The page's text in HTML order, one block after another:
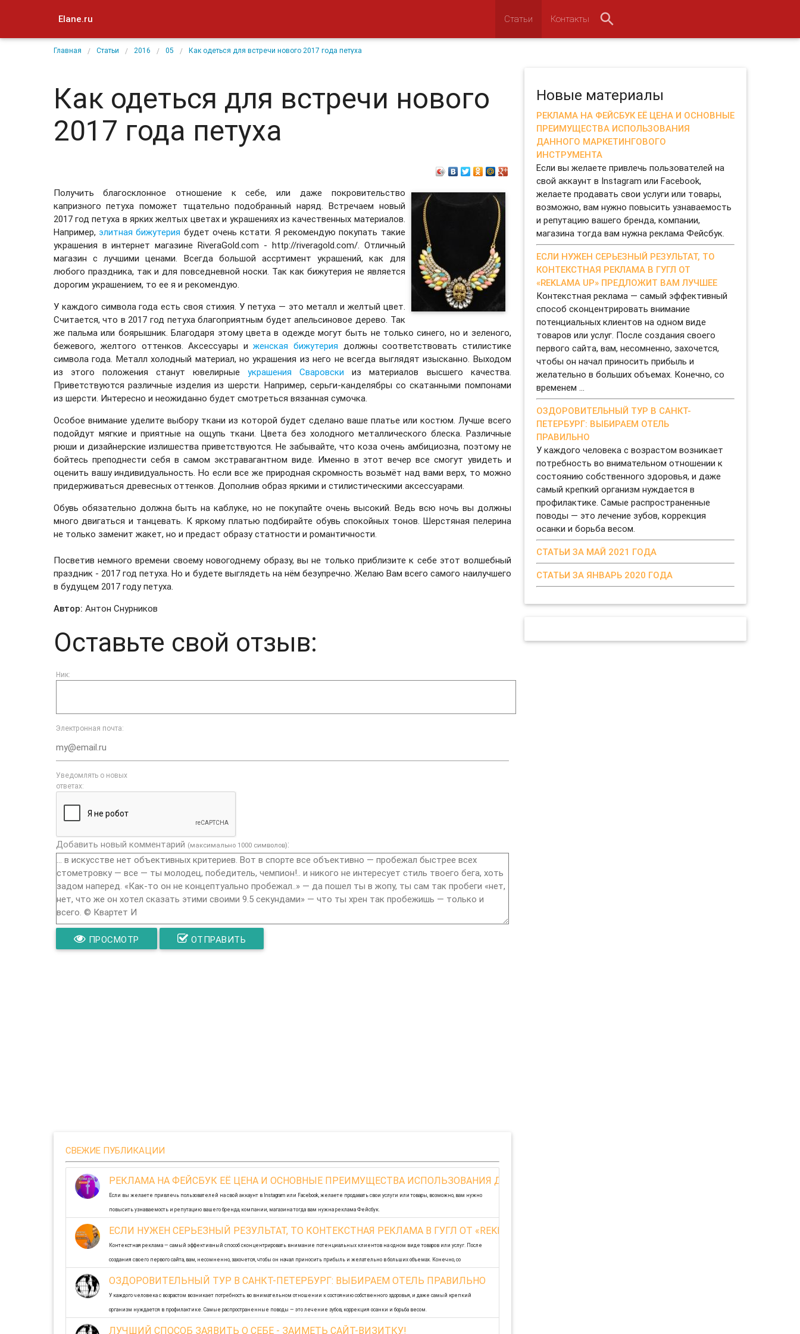
Elane.ru Статьи Контакты
Главная Статьи 2016 05 Как одеться для встречи нового 2017 года петуха
Как одеться для встречи нового
2017 года петуха
Получить благосклонное отношение к себе, или даже покровительство
капризного петуха поможет тщательно подобранный наряд. Встречаем новый
2017 год петуха в ярких желтых цветах и украшениях из качественных материалов.
Например, элитная бижутерия будет очень кстати. Я рекомендую покупать такие
украшения в интернет магазине RiveraGold.com - http://riveragold.com/. Отличный
магазин с лучшими ценами. Всегда большой ассртимент украшений, как для
любого праздника, так и для повседневной носки. Так как бижутерия не является
дорогим украшением, то ее я и рекомендую.
У каждого символа года есть своя стихия. У петуха — это металл и желтый цвет.
Считается, что в 2017 год петуха благоприятным будет апельсиновое дерево. Так
же пальма или боярышник. Благодаря этому цвета в одежде могут быть не только синего, но и зеленого,
бежевого, желтого оттенков. Аксессуары иженская бижутериядолжны соответствовать стилистике
символа года. Металл холодный материал, но украшения из него не всегда выглядят изысканно. Выходом
из этого положения станут ювелирныеукрашения Сваровски из материалов высшего качества.
Приветствуются различные изделия из шерсти. Например, серьги-канделябры со скатанными помпонами
из шерсти. Интересно и неожиданно будет смотреться вязанная сумочка.
Особое внимание уделите выбору ткани из которой будет сделано ваше платье или костюм. Лучше всего
подойдут мягкие и приятные на ощупь ткани. Цвета без холодного металлического блеска. Различные
рюши и дизайнерские излишества приветствуются. Не забывайте, что коза очень амбициозна, поэтому не
бойтесь преподнести себя в самом экстравагантном виде. Именно в этот вечер все смогут увидеть и
оценить вашу индивидуальность. Но если все же природная скромность возьмёт над вами верх, то можно
придерживаться древесных оттенков. Дополнив образ яркими и стилистическими аксессуарами.
Обувь обязательно должна быть на каблуке, но не покупайте очень высокий. Ведь всю ночь вы должны
много двигаться и танцевать. К яркому платью подбирайте обувь спокойных тонов. Шерстяная пелерина
не только заменит жакет, но и предаст образу статности и романтичности.
Посветив немного времени своему новогоднему образу, вы не только приблизите к себе этот волшебный
праздник - 2017 год петуха. Но и будете выглядеть на нём безупречно. Желаю Вам всего самого наилучшего
в будущем 2017 году петуха.
Автор: Антон Снурников
Оставьте свой отзыв:
Ник:
Электронная почта:
Уведомлять о новых
ответах:
Добавить новый комментарий (максимально 1000 символов):
ПРОСМОТР ОТПРАВИТЬ
СВЕЖИЕ ПУБЛИКАЦИИ
РЕКЛАМА НА ФЕЙСБУК ЕЁ ЦЕНА И ОСНОВНЫЕ ПРЕИМУЩЕСТВА ИСПОЛЬЗОВАНИЯ ДАННОГО МАРКЕТИНГОВОГО ИНСТРУМЕНТА
Если вы желаете привлечь пользователей на свой аккаунт в Instagram или Facebook, желаете продавать свои услуги или товары, возможно, вам нужно
повысить узнаваемость и репутацию вашего бренда, компании, магазина тогда вам нужна реклама Фейсбук.
ЕСЛИ НУЖЕН СЕРЬЕЗНЫЙ РЕЗУЛЬТАТ, ТО КОНТЕКСТНАЯ РЕКЛАМА В ГУГЛ ОТ «REKLAMA UP» ПРЕДЛОЖИТ ВАМ ЛУЧШЕЕ
Контекстная реклама — самый эффективный способ сконцентрировать внимание потенциальных клиентов на одном виде товаров или услуг. После
создания своего первого сайта, вам, несомненно, захочется, чтобы он начал приносить прибыль и желательно в больших объемах. Конечно, со
15-04-2021 0
ОЗДОРОВИТЕЛЬНЫЙ ТУР В САНКТ-ПЕТЕРБУРГ: ВЫБИРАЕМ ОТЕЛЬ ПРАВИЛЬНО
У каждого человека с возрастом возникает потребность во внимательном отношении к состоянию собственного здоровья, и даже самый крепкий
организм нуждается в профилактике. Самые распространенные поводы — это лечение зубов, коррекция осанки и борьба весом.
ЛУЧШИЙ СПОСОБ ЗАЯВИТЬ О СЕБЕ - ЗАИМЕТЬ САЙТ-ВИЗИТКУ!
Новые материалы
РЕКЛАМА НА ФЕЙСБУК ЕЁ ЦЕНА И ОСНОВНЫЕ
ПРЕИМУЩЕСТВА ИСПОЛЬЗОВАНИЯ
ДАННОГО МАРКЕТИНГОВОГО
ИНСТРУМЕНТА
Если вы желаете привлечь пользователей на
свой аккаунт в Instagram или Facebook,
желаете продавать свои услуги или товары,
возможно, вам нужно повысить узнаваемость
и репутацию вашего бренда, компании,
магазина тогда вам нужна реклама Фейсбук.
ЕСЛИ НУЖЕН СЕРЬЕЗНЫЙ РЕЗУЛЬТАТ, ТО
КОНТЕКСТНАЯ РЕКЛАМА В ГУГЛ ОТ
«REKLAMA UP» ПРЕДЛОЖИТ ВАМ ЛУЧШЕЕ
Контекстная реклама — самый эффективный
способ сконцентрировать внимание
потенциальных клиентов на одном виде
товаров или услуг. После создания своего
первого сайта, вам, несомненно, захочется,
чтобы он начал приносить прибыль и
желательно в больших объемах. Конечно, со
временем ...
ОЗДОРОВИТЕЛЬНЫЙ ТУР В САНКТ-
ПЕТЕРБУРГ: ВЫБИРАЕМ ОТЕЛЬ
ПРАВИЛЬНО
У каждого человека с возрастом возникает
потребность во внимательном отношении к
состоянию собственного здоровья, и даже
самый крепкий организм нуждается в
профилактике. Самые распространенные
поводы — это лечение зубов, коррекция
осанки и борьба весом.
СТАТЬИ ЗА МАЙ 2021 ГОДА
СТАТЬИ ЗА ЯНВАРЬ 2020 ГОДА